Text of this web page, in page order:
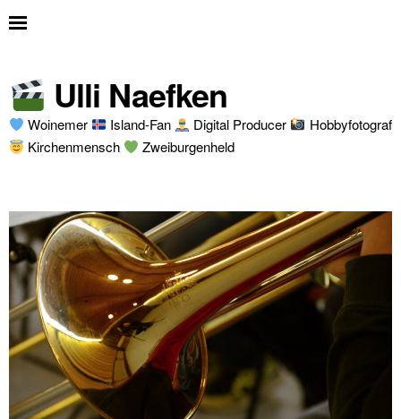
Ulli Naefken
Woinemer Island-Fan Digital Producer
Hobbyfotograf
Kirchenmensch
Zweiburgenheld